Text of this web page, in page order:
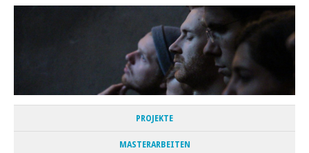
PROJEKTE
MASTERARBEITEN